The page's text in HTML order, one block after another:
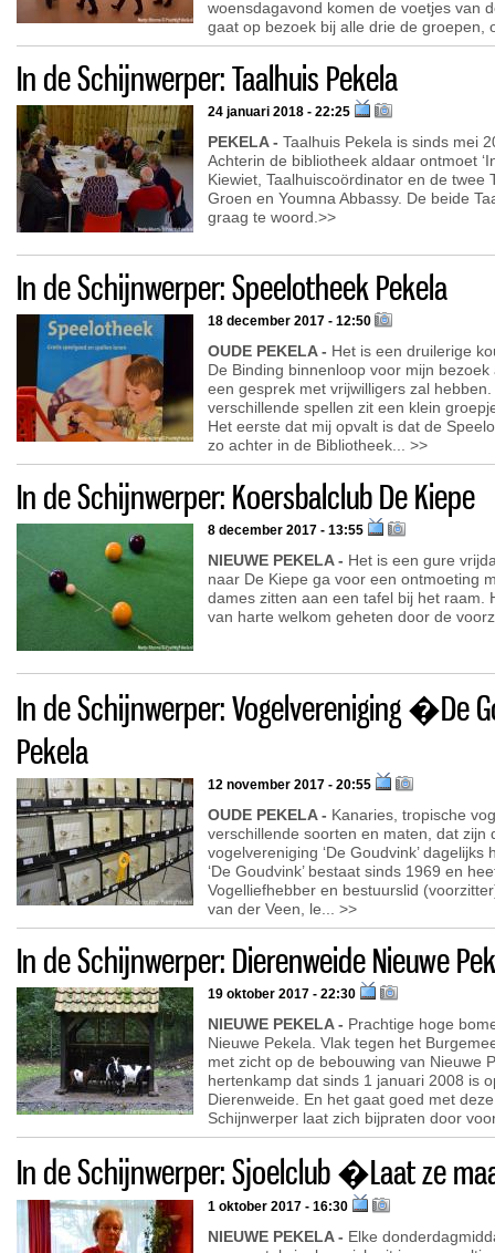
woensdagavond komen de voetjes van
gaat op bezoek bij alle drie de groepen,
In de Schijnwerper: Taalhuis Pekela
24 januari 2018 - 22:25
PEKELA - Taalhuis Pekela is sinds mei
Achterin de bibliotheek aldaar ontmoet
Kiewiet, Taalhuiscoördinator en de twee
Groen en Youmna Abbassy. De beide
graag te woord.>>
In de Schijnwerper: Speelotheek Pekela
18 december 2017 - 12:50
OUDE PEKELA - Het is een druilerige
De Binding binnenloop voor mijn
een gesprek met vrijwilligers zal
verschillende spellen zit een klein
Het eerste dat mij opvalt is dat de
zo achter in de Bibliotheek... >>
In de Schijnwerper: Koersbalclub De Kiepe
8 december 2017 - 13:55
NIEUWE PEKELA - Het is een gure
naar De Kiepe ga voor een ontmoeting
dames zitten aan een tafel bij het raam.
van harte welkom geheten door de
In de Schijnwerper: Vogelvereniging �De
Pekela
12 november 2017 - 20:55
OUDE PEKELA - Kanaries, tropische
verschillende soorten en maten, dat zijn
vogelvereniging ‘De Goudvink’
‘De Goudvink’ bestaat sinds 1969 en
Vogelliefhebber en bestuurslid
van der Veen, le... >>
In de Schijnwerper: Dierenweide Nieuwe
19 oktober 2017 - 22:30
NIEUWE PEKELA - Prachtige hoge
Nieuwe Pekela. Vlak tegen het
met zicht op de bebouwing van Nieuwe
hertenkamp dat sinds 1 januari 2008 is
Dierenweide. En het gaat goed met
Schijnwerper laat zich bijpraten door
In de Schijnwerper: Sjoelclub �Laat ze
1 oktober 2017 - 16:30
NIEUWE PEKELA - Elke